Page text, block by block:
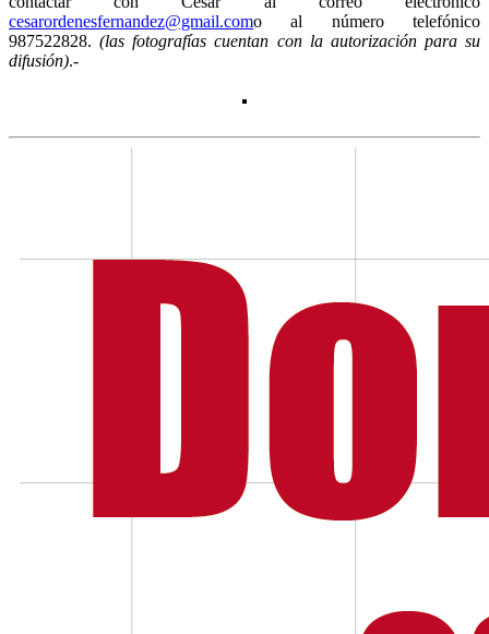
cesarordenesfernandez@gmail.como al número telefónico
987522828. (las fotografías cuentan con la autorización para su
difusión).-